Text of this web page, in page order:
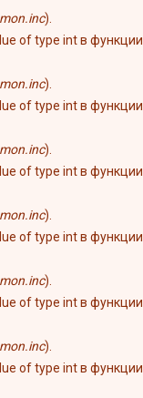
).
of type int в функции
).
of type int в функции
).
of type int в функции
).
of type int в функции
).
of type int в функции
).
of type int в функции